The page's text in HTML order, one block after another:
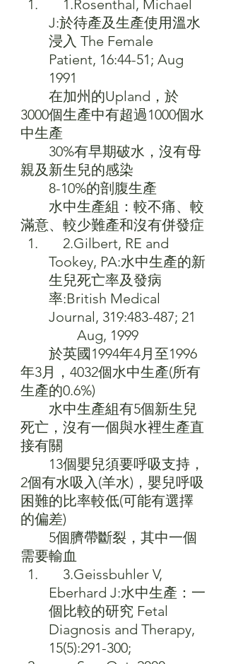
1.Rosenthal, Michael
J:於待產及生產使用溫水
浸入 The Female
Patient, 16:44-51; Aug
1991
在加州的Upland，於
3000個生產中有超過1000個水
中生產
30%有早期破水，沒有母
親及新生兒的感染
8-10%的剖腹生產
水中生產組：較不痛、較
滿意、較少難產和沒有併發症
2.Gilbert, RE and
Tookey, PA:水中生產的新
生兒死亡率及發病
率:British Medical
Journal, 319:483-487; 21
Aug, 1999
於英國1994年4月至1996
年3月，4032個水中生產(所有
生產的0.6%)
水中生產組有5個新生兒
死亡，沒有一個與水裡生產直
接有關
13個嬰兒須要呼吸支持，
2個有水吸入(羊水)，嬰兒呼吸
困難的比率較低(可能有選擇
的偏差)
5個臍帶斷裂，其中一個
需要輸血
3.Geissbuhler V,
Eberhard J:水中生產：一
個比較的研究 Fetal
Diagnosis and Therapy,
15(5):291-300;